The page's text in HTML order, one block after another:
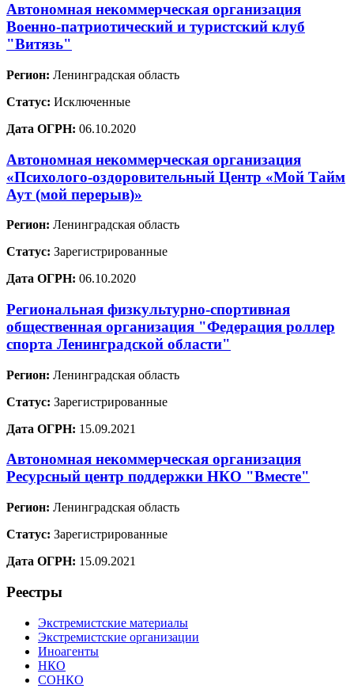
Автономная некоммерческая организация
Военно-патриотический и туристский клуб
"Витязь"
Регион: Ленинградская область
Статус: Исключенные
Дата ОГРН: 06.10.2020
Автономная некоммерческая организация
«Психолого-оздоровительный Центр «Мой Тайм
Аут (мой перерыв)»
Регион: Ленинградская область
Статус: Зарегистрированные
Дата ОГРН: 06.10.2020
Региональная физкультурно-спортивная
общественная организация "Федерация роллер
спорта Ленинградской области"
Регион: Ленинградская область
Статус: Зарегистрированные
Дата ОГРН: 15.09.2021
Автономная некоммерческая организация
Ресурсный центр поддержки НКО "Вместе"
Регион: Ленинградская область
Статус: Зарегистрированные
Дата ОГРН: 15.09.2021
Реестры
Экстремистские материалы
Экстремистские организации
Иноагенты
НКО
СОНКО